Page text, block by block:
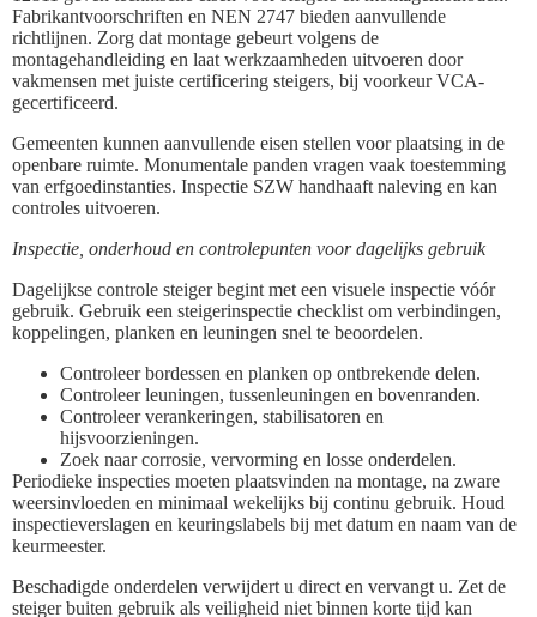
Fabrikantvoorschriften en NEN 2747 bieden aanvullende
richtlijnen. Zorg dat montage gebeurt volgens de
montagehandleiding en laat werkzaamheden uitvoeren door
vakmensen met juiste certificering steigers, bij voorkeur VCA-
gecertificeerd.
Gemeenten kunnen aanvullende eisen stellen voor plaatsing in de
openbare ruimte. Monumentale panden vragen vaak toestemming
van erfgoedinstanties. Inspectie SZW handhaaft naleving en kan
controles uitvoeren.
Inspectie, onderhoud en controlepunten voor dagelijks gebruik
Dagelijkse controle steiger begint met een visuele inspectie vóór
gebruik. Gebruik een steigerinspectie checklist om verbindingen,
koppelingen, planken en leuningen snel te beoordelen.
Controleer bordessen en planken op ontbrekende delen.
Controleer leuningen, tussenleuningen en bovenranden.
Controleer verankeringen, stabilisatoren en
hijsvoorzieningen.
Zoek naar corrosie, vervorming en losse onderdelen.
Periodieke inspecties moeten plaatsvinden na montage, na zware
weersinvloeden en minimaal wekelijks bij continu gebruik. Houd
inspectieverslagen en keuringslabels bij met datum en naam van de
keurmeester.
Beschadigde onderdelen verwijdert u direct en vervangt u. Zet de
steiger buiten gebruik als veiligheid niet binnen korte tijd kan